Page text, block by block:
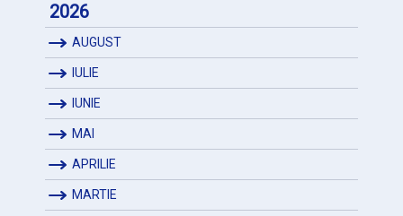
2026
AUGUST
IULIE
IUNIE
MAI
APRILIE
MARTIE